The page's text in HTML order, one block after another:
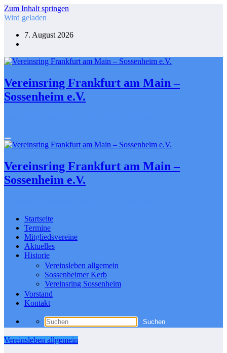
Zum Inhalt springen
Wird geladen
7. August 2026
Vereinsring Frankfurt am Main –
Sossenheim e.V.
Vereinsring Frankfurt am Main –
Sossenheim e.V.
Startseite
Termine
Mitgliedsvereine
Aktuelles
Historie
Vereinsleben allgemein
Sossenheimer Kerb
Vereinsring Sossenheim
Vorstand
Kontakt
Vereinsleben allgemein